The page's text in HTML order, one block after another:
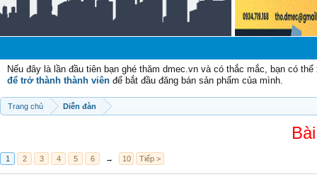
Nếu đây là lần đầu tiên bạn ghé thăm dmec.vn và có thắc mắc, bạn có
để trở thành thành viên để bắt đầu đăng bán sản phẩm của mình.
Trang chủ Diễn đàn
1 2 3 4 5 6 → 10 Tiếp >